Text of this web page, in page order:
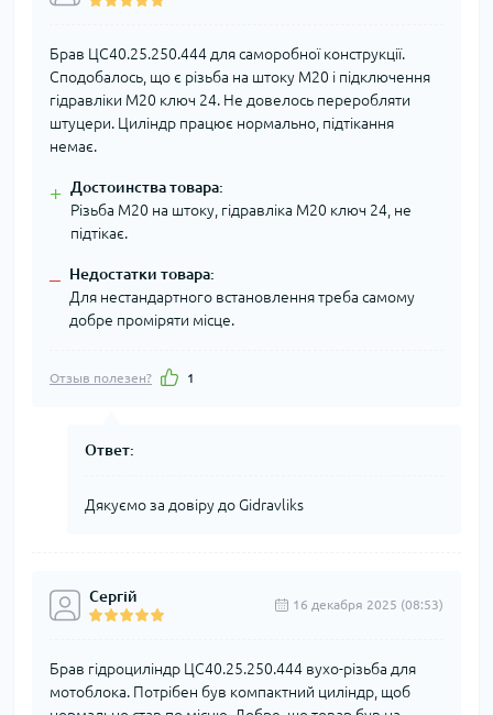
Брав ЦС40.25.250.444 для саморобної конструкції.
Сподобалось, що є різьба на штоку М20 і підключення
гідравліки М20 ключ 24. Не довелось переробляти
штуцери. Циліндр працює нормально, підтікання
немає.
+ Достоинства товара:
Різьба М20 на штоку, гідравліка М20 ключ 24, не
підтікає.
– Недостатки товара:
Для нестандартного встановлення треба самому
добре проміряти місце.
Отзыв полезен? 1
Ответ:
Дякуємо за довіру до Gidravliks
Сергій 16 декабря 2025 (08:53)
Брав гідроциліндр ЦС40.25.250.444 вухо-різьба для
мотоблока. Потрібен був компактний циліндр, щоб